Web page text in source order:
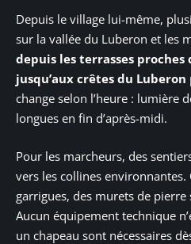
Depuis le village lui-même,
sur la vallée du Luberon et les
depuis les terrasses
jusqu’aux crêtes du Luberon
change selon l’heure : lumière
longues en fin d’après-midi.
Pour les marcheurs, des
vers les collines environnantes.
garrigues, des murets de pierre
Aucun équipement technique
un chapeau sont nécessaires